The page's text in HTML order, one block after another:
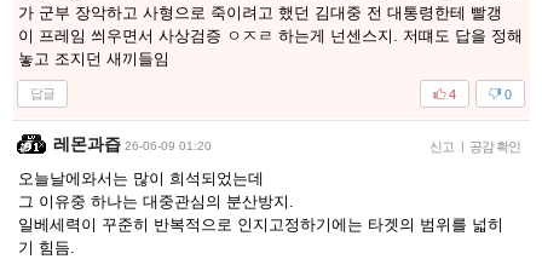
가 군부 장악하고 사형으로 죽이려고 했던 김대중 전 대통령한테 빨갱
이 프레임 씌우면서 사상검증 ㅇㅈㄹ 하는게 넌센스지. 저떄도 답을 정해
놓고 조지던 새끼들임
답글 0
4
레몬과즙 26-06-09 01:20 신고 | 공감 확인
오늘날에와서는 많이 희석되었는데
그 이유중 하나는 대중관심의 분산방지.
일베세력이 꾸준히 반복적으로 인지고정하기에는 타겟의 범위를 넓히
기 힘듬.